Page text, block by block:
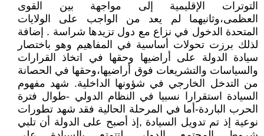
التوترات الإقليمية إلى مواجهة بين القوى
العظمى،وثانيهما لم يعد من الواجب على الولايات
المتحدة الدخول في نزاع مع دول تزيدها شراسة . إضافة
لذلك برزت تحولات أساسية في المفاهيم وهو باختصار
سيادة الدولة على أراضيها وحقها في اتخاذ القرارات
والسياسات والتشريعات فوق أراضيها،وحقها في الحصانة
من التدخل الخارجي في شؤونها الداخلية. شهد مفهوم
السيادة استقرارا نسبيا في النظام الدولي -طوال فترة
الحرب الباردة-أما في المرحلة الحالية فقد شهد تطورات
نوعية إذ تم تدويل السيادة ,إذ أصبح على الدولة أن تلبي